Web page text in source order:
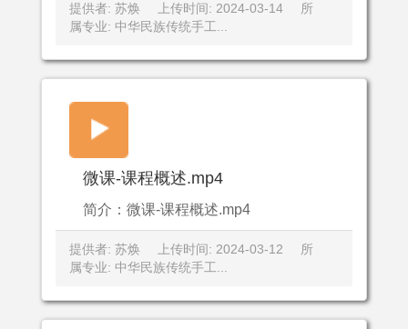
提供者: 苏焕 上传时间: 2024-03-14
所
属专业: 中华民族传统手工...
微课-课程概述.mp4
简介：微课-课程概述.mp4
提供者: 苏焕 上传时间: 2024-03-12
所
属专业: 中华民族传统手工...